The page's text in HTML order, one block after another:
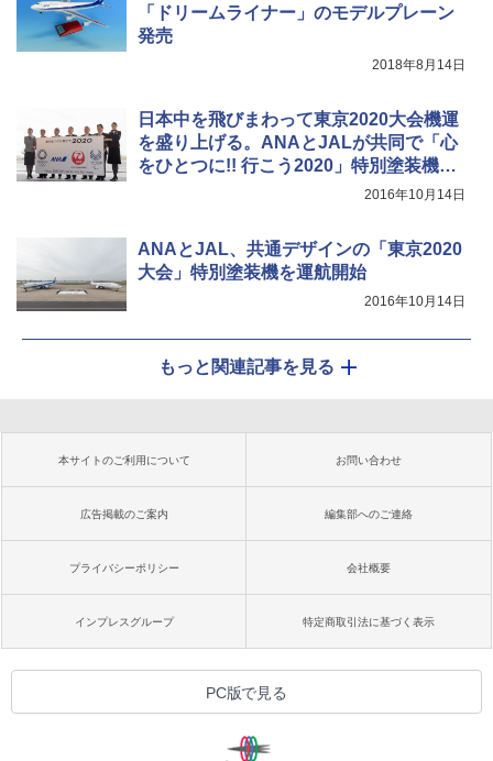
「ドリームライナー」のモデルプレーン
発売
2018年8月14日
日本中を飛びまわって東京2020大会機運
を盛り上げる。ANAとJALが共同で「心
をひとつに!! 行こう2020」特別塗装機お
2016年10月14日
ANAとJAL、共通デザインの「東京2020
大会」特別塗装機を運航開始
2016年10月14日
もっと関連記事を見る
本サイトのご利用について お問い合わせ
広告掲載のご案内 編集部へのご連絡
プライバシーポリシー 会社概要
インプレスグループ 特定商取引法に基づく表示
PC版で見る